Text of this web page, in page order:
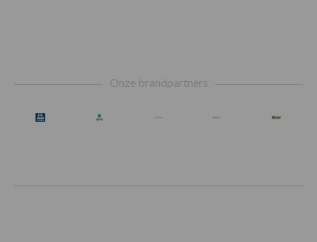
Onze brandpartners